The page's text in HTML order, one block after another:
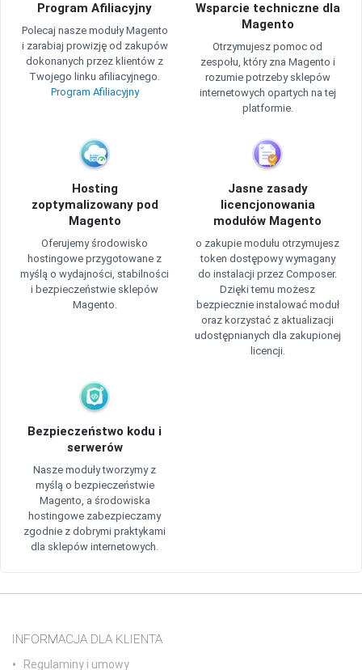
Program Afiliacyjny
Polecaj nasze moduły Magento
i zarabiaj prowizję od zakupów
dokonanych przez klientów z
Twojego linku afiliacyjnego.
Program Afiliacyjny
Wsparcie techniczne dla
Magento
Otrzymujesz pomoc od
zespołu, który zna Magento i
rozumie potrzeby sklepów
internetowych opartych na tej
platformie.
Hosting
zoptymalizowany pod
Magento
Oferujemy środowisko
hostingowe przygotowane z
myślą o wydajności, stabilności
i bezpieczeństwie sklepów
Magento.
Jasne zasady
licencjonowania
modułów Magento
o zakupie modułu otrzymujesz
token dostępowy wymagany
do instalacji przez Composer.
Dzięki temu możesz
bezpiecznie instalować moduł
oraz korzystać z aktualizacji
udostępnianych dla zakupionej
licencji.
Bezpieczeństwo kodu i
serwerów
Nasze moduły tworzymy z
myślą o bezpieczeństwie
Magento, a środowiska
hostingowe zabezpieczamy
zgodnie z dobrymi praktykami
dla sklepów internetowych.
INFORMACJA DLA KLIENTA
Regulaminy i umowy